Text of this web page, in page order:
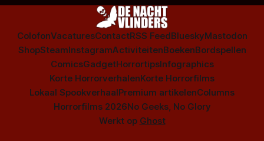
ColofonVacaturesContactRSS FeedBlueskyMastodon
ShopSteamInstagramActiviteitenBoekenBordspellen
ComicsGadgetHorrortipsInfographics
Korte HorrorverhalenKorte Horrorfilms
Lokaal SpookverhaalPremium artikelenColumns
Horrorfilms 2026No Geeks, No Glory
Werkt op Ghost